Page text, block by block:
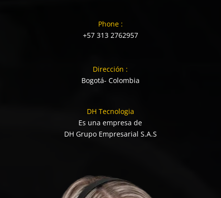
Phone :
+57 313 2762957
Dirección :
Bogotá- Colombia
DH Tecnologia
Es una empresa de
DH Grupo Empresarial S.A.S